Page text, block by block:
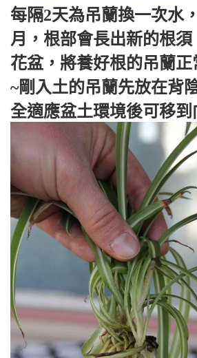
每隔2天為吊蘭換一次水
月，根部會長出新的根
花盆，將養好根的吊蘭
~剛入土的吊蘭先放在背
全適應盆土環境後可移到